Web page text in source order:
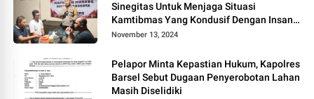
Sinegitas Untuk Menjaga Situasi
Kamtibmas Yang Kondusif Dengan Insan
Pers
November 13, 2024
Pelapor Minta Kepastian Hukum, Kapolres
Barsel Sebut Dugaan Penyerobotan Lahan
Masih Diselidiki